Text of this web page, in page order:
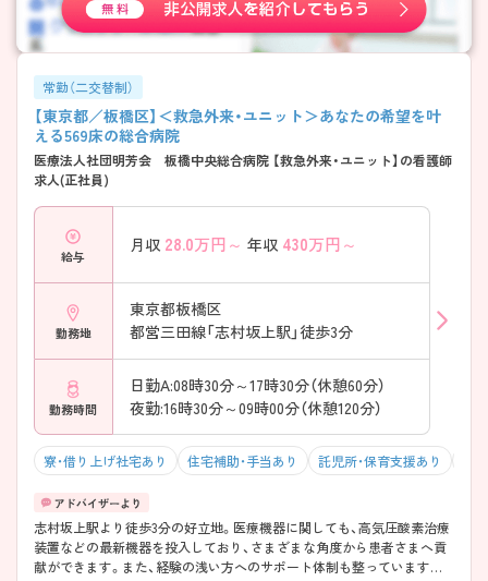
常勤（二交替制）
【東京都／板橋区】＜救急外来・ユニット＞あなたの希望を叶
える569床の総合病院
医療法人社団明芳会 板橋中央総合病院 【救急外来・ユニット】の看護師
求人(正社員)
給与
月収 28.0万円～ 年収 430万円～
勤務地
東京都板橋区
都営三田線「志村坂上駅」徒歩3分
勤務時間
日勤A:08時30分～17時30分（休憩60分）
夜勤:16時30分～09時00分（休憩120分）
寮・借り上げ社宅あり 住宅補助・手当あり 託児所・保育支援あり
志村坂上駅より徒歩3分の好立地。医療機器に関しても、高気圧酸素治療
装置などの最新機器を投入しており、さまざまな角度から患者さまへ貢
献ができます。また、経験の浅い方へのサポート体制も整っていますの